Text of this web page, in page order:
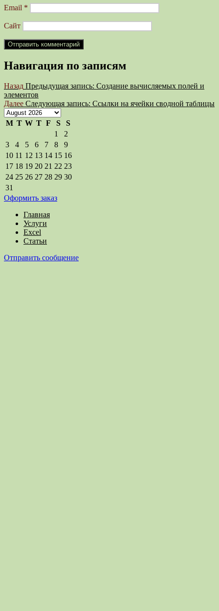
Email *
Сайт
Навигация по записям
Назад Предыдущая запись: Создание вычисляемых полей и
элементов
Далее Следующая запись: Ссылки на ячейки сводной таблицы
M T W T F S
S
1
2
3
4 5 6 7 8
9
10 11 12 13 14 15 16
17 18 19 20 21 22 23
24 25 26 27 28 29 30
31
Оформить заказ
Главная
Услуги
Excel
Статьи
Отправить сообщение